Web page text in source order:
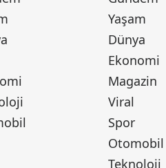
Yaşam
Dünya
Ekonomi
Magazin
Viral
Spor
Otomobil
Teknoloji